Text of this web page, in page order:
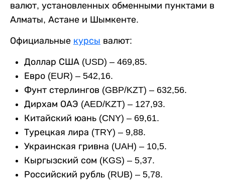
валют, установленных обменными пунктами в
Алматы, Астане и Шымкенте.
Официальные курсы валют:
Доллар США (USD) – 469,85.
Евро (EUR) – 542,16.
Фунт стерлингов (GBP/KZT) – 632,56.
Дирхам ОАЭ (AED/KZT) – 127,93.
Китайский юань (CNY) – 69,61.
Турецкая лира (TRY) – 9,88.
Украинская гривна (UAH) – 10,5.
Кыргызский сом (KGS) – 5,37.
Российский рубль (RUB) – 5,78.